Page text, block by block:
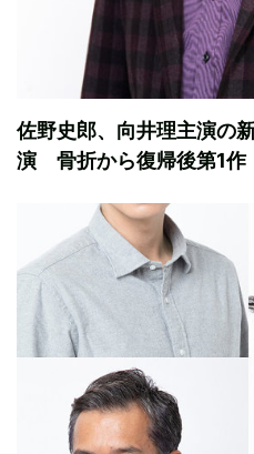
佐野史郎、向井理主演の
演 骨折から復帰後第1作